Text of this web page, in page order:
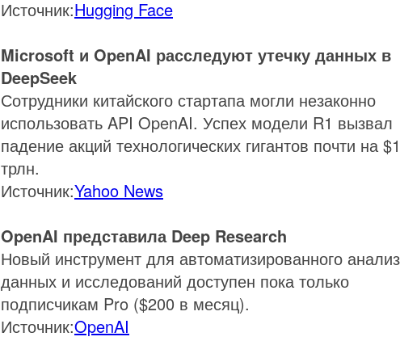
Источник:Hugging Face
Microsoft и OpenAI расследуют утечку данных в
DeepSeek
Сотрудники китайского стартапа могли незаконно
использовать API OpenAI. Успех модели R1 вызвал
падение акций технологических гигантов почти на $1
трлн.
Источник:Yahoo News
OpenAI представила Deep Research
Новый инструмент для автоматизированного
данных и исследований доступен пока только
подписчикам Pro ($200 в месяц).
Источник:OpenAI